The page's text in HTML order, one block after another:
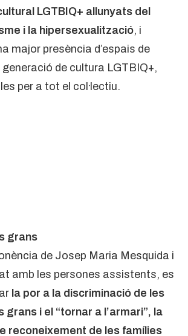
LGTBIQ+ allunyats del
i la hipersexualització, i
major presència d’espais de
de cultura LGTBIQ+,
per a tot el col·lectiu.
grans
de Josep Maria Mesquida i
amb les persones assistents, es
la por a la discriminació de les
grans i el “tornar a l’armari”, la
reconeixement de les famílies